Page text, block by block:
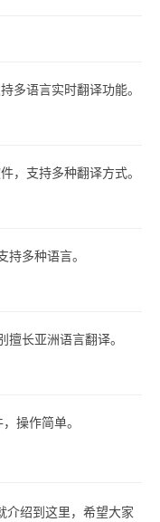
多语言实时翻译功能。
，支持多种翻译方式。
多种语言。
擅长亚洲语言翻译。
操作简单。
介绍到这里，希望大家